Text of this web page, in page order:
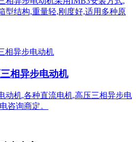
型结构,重量轻,刚度好,适用多种原
相异步电动机
动机,各种直流电机,高压三相异步电
咨询商定。